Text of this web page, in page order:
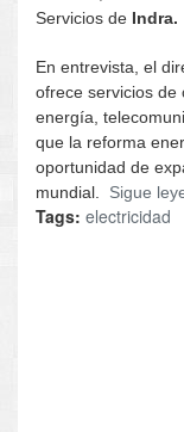
Servicios de Indra.
En entrevista, el
ofrece servicios de
energía,
que la reforma
oportunidad de
mundial. Sigue
Tags: electricidad